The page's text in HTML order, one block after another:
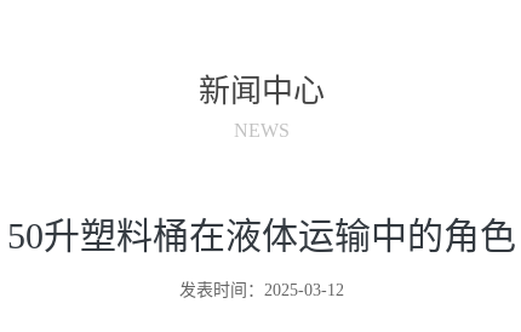
新闻中心
NEWS
50升塑料桶在液体运输中的角色
发表时间：2025-03-12